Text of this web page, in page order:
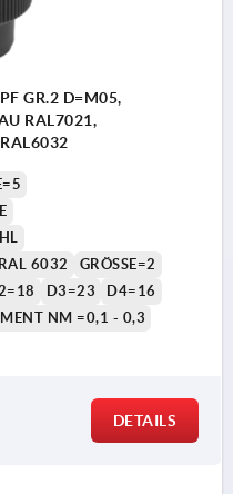
GR.2 D=M05,
RAL7021,
6032
GRÖSSE=2
D3=23
D4=16
NM =0,1 - 0,3
DETAILS